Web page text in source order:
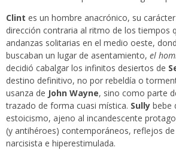
Clint es un hombre anacrónico, su
dirección contraria al ritmo de los tiempos
andanzas solitarias en el medio oeste,
buscaban un lugar de asentamiento, el
decidió cabalgar los infinitos desiertos de
destino definitivo, no por rebeldía o
usanza de John Wayne, sino como parte
trazado de forma cuasi mística. Sully bebe
estoicismo, ajeno al incandescente
(y antihéroes) contemporáneos, reflejos
narcisista e hiperestimulada.